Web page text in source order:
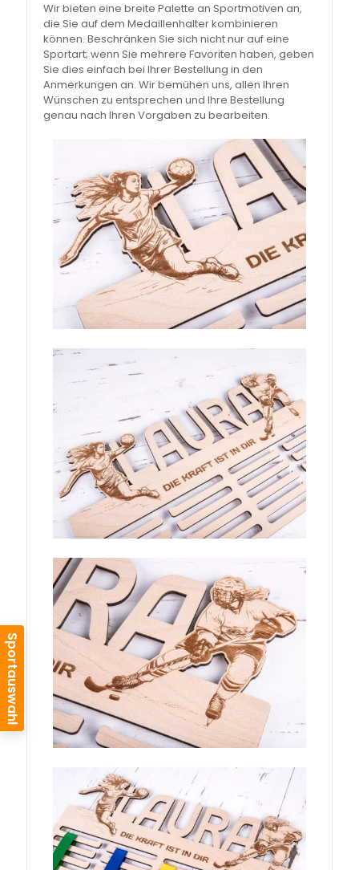
Wir bieten eine breite Palette an Sportmotiven an,
die Sie auf dem Medaillenhalter kombinieren
können. Beschränken Sie sich nicht nur auf eine
Sportart; wenn Sie mehrere Favoriten haben, geben
Sie dies einfach bei Ihrer Bestellung in den
Anmerkungen an. Wir bemühen uns, allen Ihren
Wünschen zu entsprechen und Ihre Bestellung
genau nach Ihren Vorgaben zu bearbeiten.